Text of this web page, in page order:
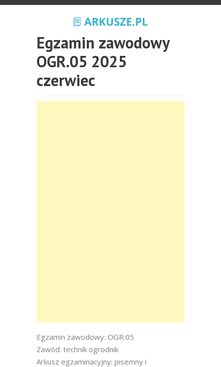
Egzamin zawodowy
OGR.05 2025
czerwiec
Egzamin zawodowy: OGR.05
Zawód: technik ogrodnik
Arkusz egzaminacyjny: pisemny i